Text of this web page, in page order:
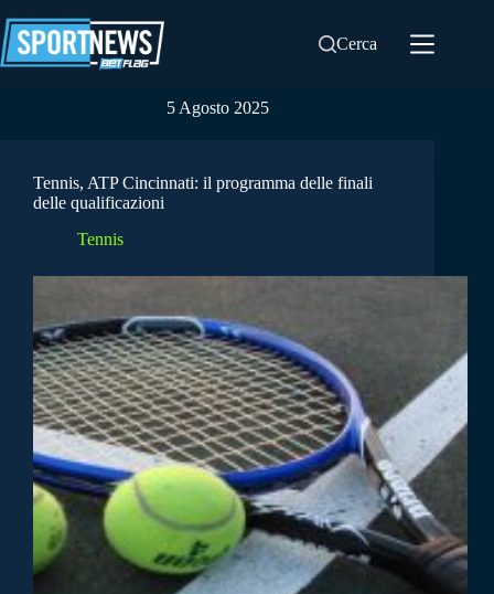
al
contenuto
Cerca
5 Agosto 2025
Tennis, ATP Cincinnati: il programma delle finali
delle qualificazioni
Tennis